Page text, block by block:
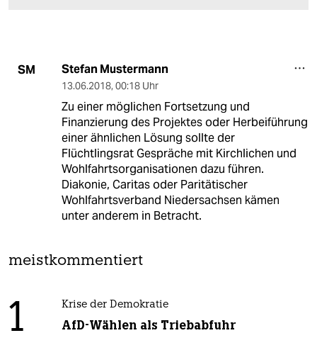
SM Stefan Mustermann
13.06.2018, 00:18 Uhr
Zu einer möglichen Fortsetzung und
Finanzierung des Projektes oder Herbeiführung
einer ähnlichen Lösung sollte der
Flüchtlingsrat Gespräche mit Kirchlichen und
Wohlfahrtsorganisationen dazu führen.
Diakonie, Caritas oder Paritätischer
Wohlfahrtsverband Niedersachsen kämen
unter anderem in Betracht.
meistkommentiert
1 Krise der Demokratie
AfD-Wählen als Triebabfuhr